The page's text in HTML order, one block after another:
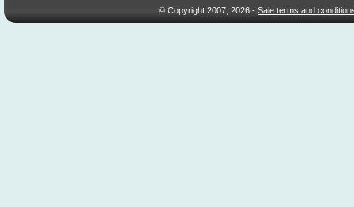
© Copyright 2007, 2026 -Sale terms and